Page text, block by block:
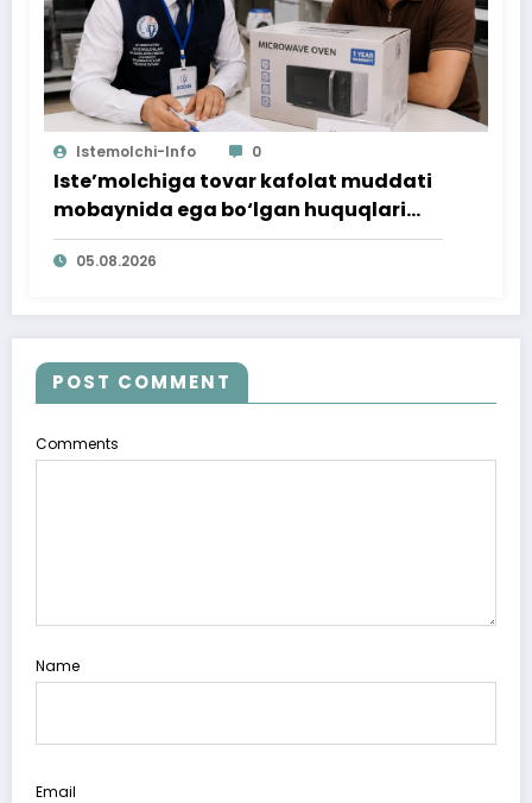
Istemolchi-Info 0
Iste’molchiga tovar kafolat muddati
mobaynida ega bo‘lgan huquqlari
ta’minlab berildi
05.08.2026
POST COMMENT
Comments
Name
Email